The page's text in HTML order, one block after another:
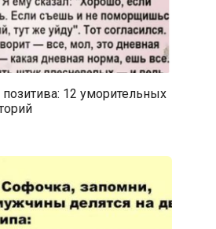
12 уморительных